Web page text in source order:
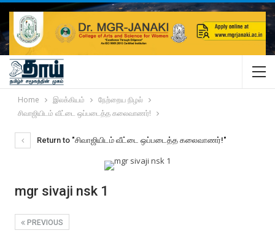
Home இலக்கியம்
நேற்றைய நிழல்
சிவாஜியிடம் வீட்டை ஒப்படைத்த கலைவாணர்!
Return to "சிவாஜியிடம் வீட்டை ஒப்படைத்த கலைவாணர்!"
mgr sivaji nsk 1
PREVIOUS